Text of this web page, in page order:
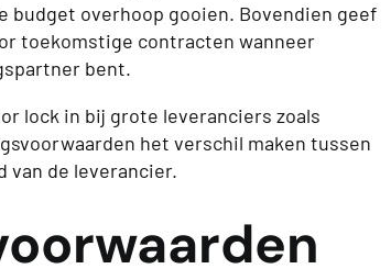
overhoop gooien. Bovendien geef
toekomstige contracten wanneer
bent.
lock in bij grote leveranciers zoals
het verschil maken tussen
de leverancier.